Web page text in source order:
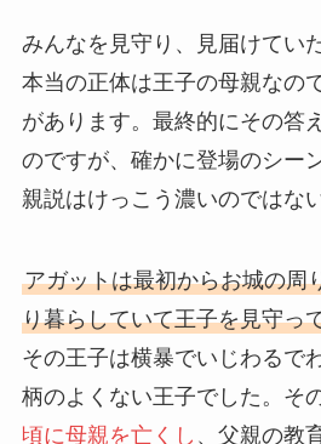
みんなを見守り、見届けてい
本当の正体は王子の母親なの
があります。最終的にその答
のですが、確かに登場のシー
親説はけっこう濃いのではな
アガットは最初からお城の周
り暮らしていて王子を見守っ
その王子は横暴でいじわるで
柄のよくない王子でした。そ
頃に母親を亡くし 、父親の教